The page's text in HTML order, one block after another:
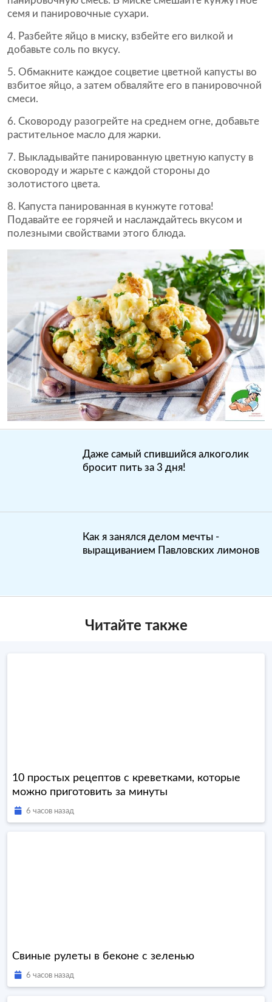
семя и панировочные сухари.
4. Разбейте яйцо в миску, взбейте его вилкой и
добавьте соль по вкусу.
5. Обмакните каждое соцветие цветной капусты во
взбитое яйцо, а затем обваляйте его в панировочной
смеси.
6. Сковороду разогрейте на среднем огне, добавьте
растительное масло для жарки.
7. Выкладывайте панированную цветную капусту в
сковороду и жарьте с каждой стороны до
золотистого цвета.
8. Капуста панированная в кунжуте готова!
Подавайте ее горячей и наслаждайтесь вкусом и
полезными свойствами этого блюда.
Даже самый спившийся алкоголик
бросит пить за 3 дня!
Как я занялся делом мечты -
выращиванием Павловских лимонов
Читайте также
10 простых рецептов с креветками, которые
можно приготовить за минуты
6 часов назад
Свиные рулеты в беконе с зеленью
6 часов назад